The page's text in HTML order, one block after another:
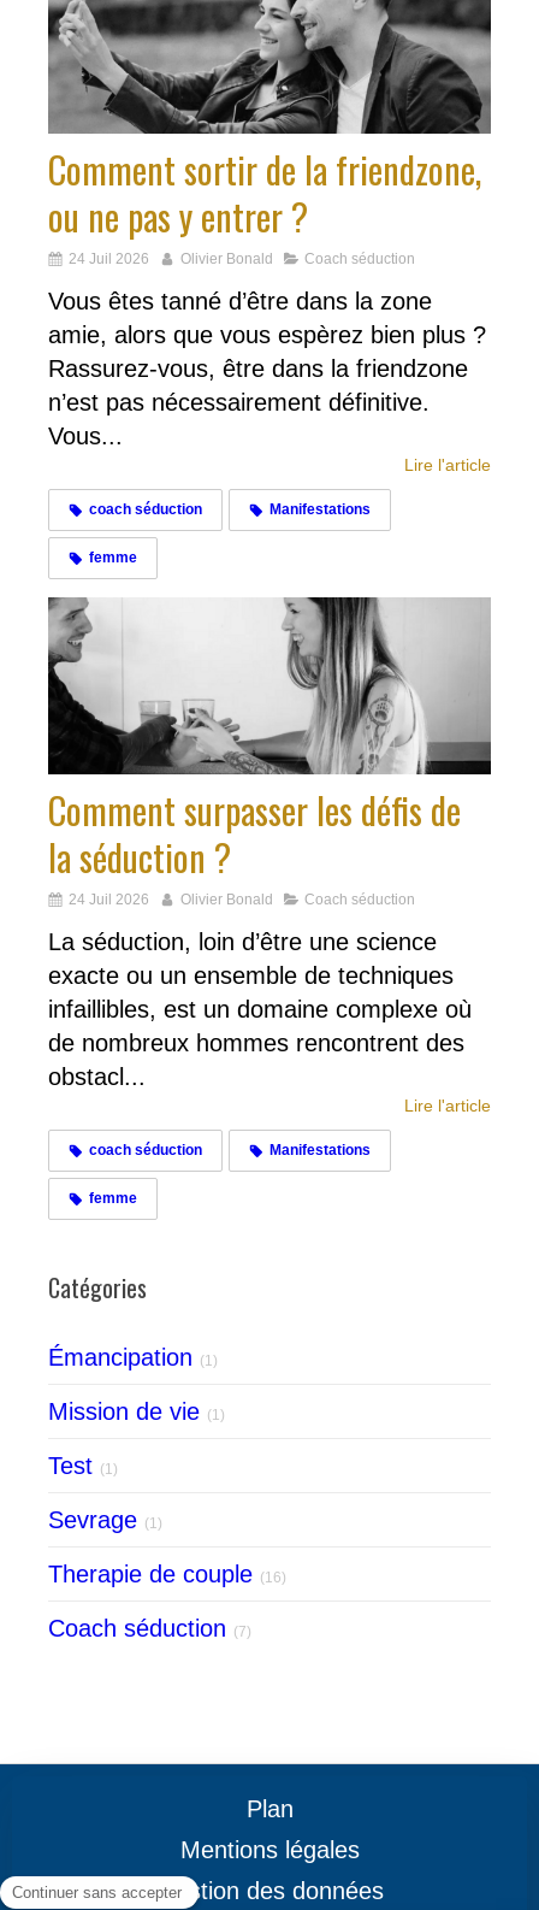
Comment sortir de la friendzone,
ou ne pas y entrer ?
24 Juil 2026 Olivier Bonald Coach séduction
Vous êtes tanné d’être dans la zone
amie, alors que vous espèrez bien plus ?
Rassurez-vous, être dans la friendzone
n’est pas nécessairement définitive.
Vous...
Lire l'article
coach séduction Manifestations
femme
Comment surpasser les défis de
la séduction ?
24 Juil 2026 Olivier Bonald Coach séduction
La séduction, loin d’être une science
exacte ou un ensemble de techniques
infaillibles, est un domaine complexe où
de nombreux hommes rencontrent des
obstacl...
Lire l'article
coach séduction Manifestations
femme
Catégories
Émancipation (1)
Mission de vie (1)
Test (1)
Sevrage (1)
Therapie de couple (16)
Coach séduction (7)
Plan
Mentions légales
Gestion des données